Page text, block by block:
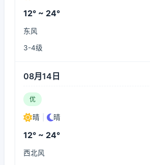
12° ~ 24°
东风
3-4级
08月14日
优
晴 晴
12° ~ 24°
西北风